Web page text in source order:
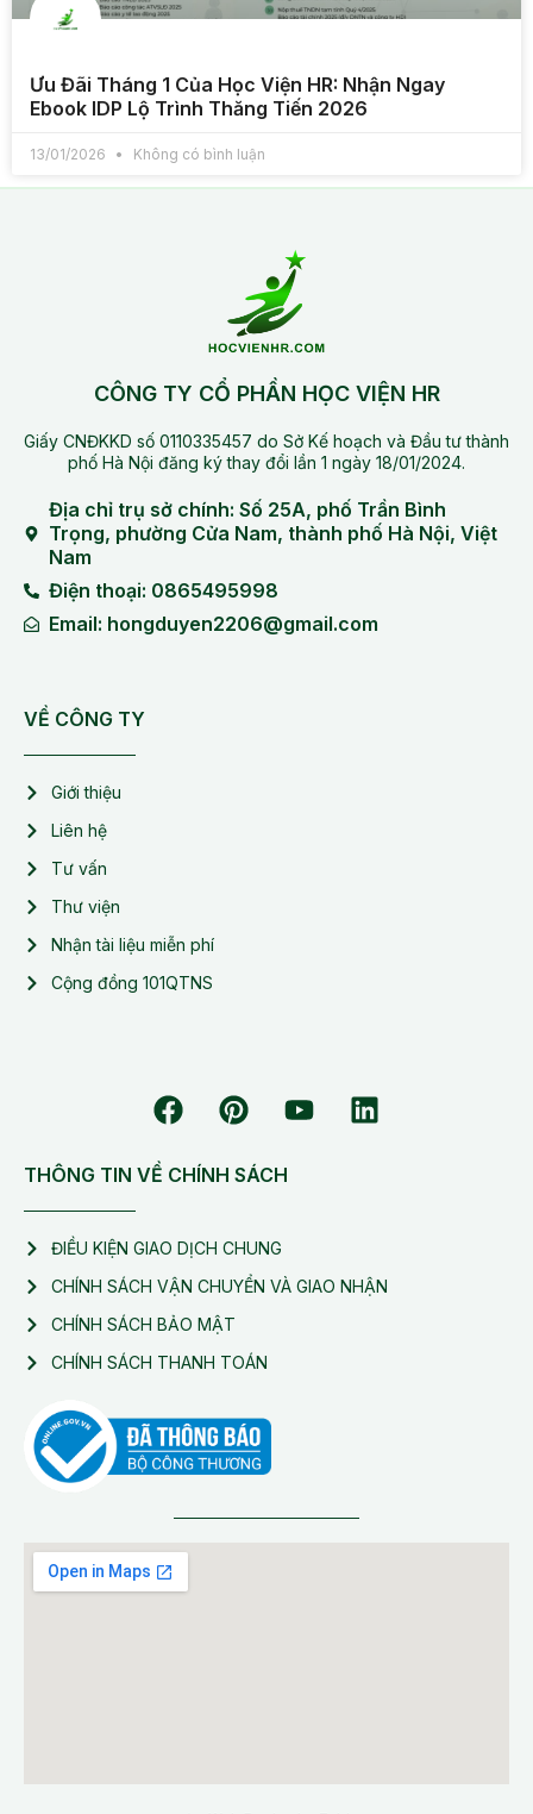
Ưu Đãi Tháng 1 Của Học Viện HR: Nhận Ngay
Ebook IDP Lộ Trình Thăng Tiến 2026
13/01/2026 Không có bình luận
CÔNG TY CỔ PHẦN HỌC VIỆN HR
Giấy CNĐKKD số 0110335457 do Sở Kế hoạch và Đầu tư thành
phố Hà Nội đăng ký thay đổi lần 1 ngày 18/01/2024.
Địa chỉ trụ sở chính: Số 25A, phố Trần Bình
Trọng, phường Cửa Nam, thành phố Hà Nội, Việt
Nam
Điện thoại: 0865495998
Email: hongduyen2206@gmail.com
VỀ CÔNG TY
Giới thiệu
Liên hệ
Tư vấn
Thư viện
Nhận tài liệu miễn phí
Cộng đồng 101QTNS
THÔNG TIN VỀ CHÍNH SÁCH
ĐIỀU KIỆN GIAO DỊCH CHUNG
CHÍNH SÁCH VẬN CHUYỂN VÀ GIAO NHẬN
CHÍNH SÁCH BẢO MẬT
CHÍNH SÁCH THANH TOÁN